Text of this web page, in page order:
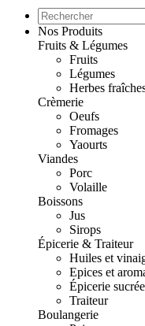
Nos Produits
Fruits & Légumes
Fruits
Légumes
Herbes
Crèmerie
Oeufs
Fromages
Yaourts
Viandes
Porc
Volaille
Boissons
Jus
Sirops
Épicerie & Traiteur
Huiles et
Epices et
Épicerie sucrée
Traiteur
Boulangerie